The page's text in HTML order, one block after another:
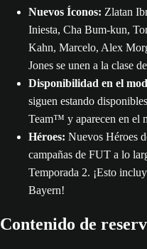
Nuevos Íconos: Zlatan
Iniesta, Cha Bum-kun,
Kahn, Marcelo, Alex
Jones se unen a la clase
Disponibilidad en el
siguen estando
Team™ y aparecen en el
Héroes: Nuevos Héroes
campañas de FUT a lo
Temporada 2. ¡Esto
Bayern!
Contenido de